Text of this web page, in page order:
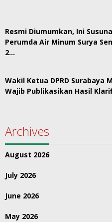
Resmi Diumumkan, Ini
Perumda Air Minum Surya
2…
Wakil Ketua DPRD Surabaya
Wajib Publikasikan Hasil
Archives
August 2026
July 2026
June 2026
May 2026